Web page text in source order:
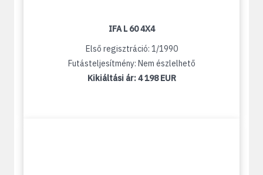
IFA L 60 4X4
Első regisztráció: 1/1990
Futásteljesítmény: Nem észlelhető
Kikiáltási ár:4 198 EUR